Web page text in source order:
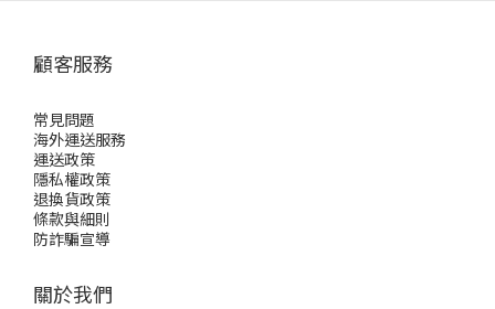
顧客服務
常見問題
海外運送服務
運送政策
隱私權政策
退換貨政策
條款與細則
防詐騙宣導
關於我們